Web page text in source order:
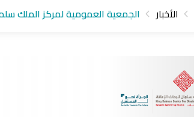
الأخبار الجمعية العمومية لمركز الملك